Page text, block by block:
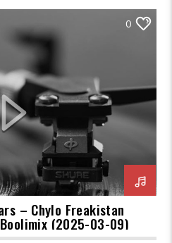
0
– Chylo Freakistan
(2025-03-09)